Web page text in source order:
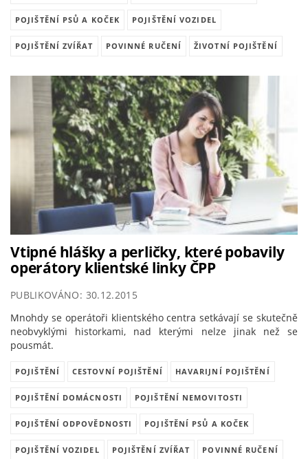
POJIŠTĚNÍ PSŮ A KOČEK POJIŠTĚNÍ VOZIDEL
POJIŠTĚNÍ ZVÍŘAT POVINNÉ RUČENÍ ŽIVOTNÍ POJIŠTĚNÍ
Vtipné hlášky a perličky, které pobavily
operátory klientské linky ČPP
PUBLIKOVÁNO: 30.12.2015
Mnohdy se operátoři klientského centra setkávají se skutečně
neobvyklými historkami, nad kterými nelze jinak než se
pousmát.
POJIŠTĚNÍ CESTOVNÍ POJIŠTĚNÍ HAVARIJNÍ POJIŠTĚNÍ
POJIŠTĚNÍ DOMÁCNOSTI POJIŠTĚNÍ NEMOVITOSTI
POJIŠTĚNÍ ODPOVĚDNOSTI POJIŠTĚNÍ PSŮ A KOČEK
POJIŠTĚNÍ VOZIDEL POJIŠTĚNÍ ZVÍŘAT POVINNÉ RUČENÍ